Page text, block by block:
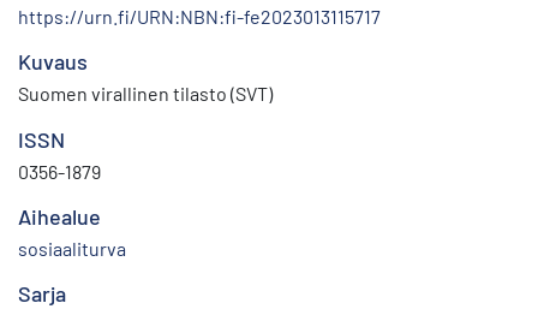
https://urn.fi/URN:NBN:fi-fe2023013115717
Kuvaus
Suomen virallinen tilasto (SVT)
ISSN
0356-1879
Aihealue
sosiaaliturva
Sarja